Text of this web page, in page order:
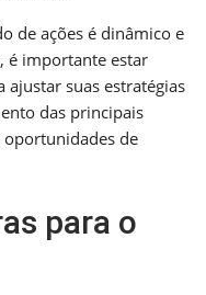
de ações é dinâmico e
é importante estar
ajustar suas estratégias
das principais
de
para o